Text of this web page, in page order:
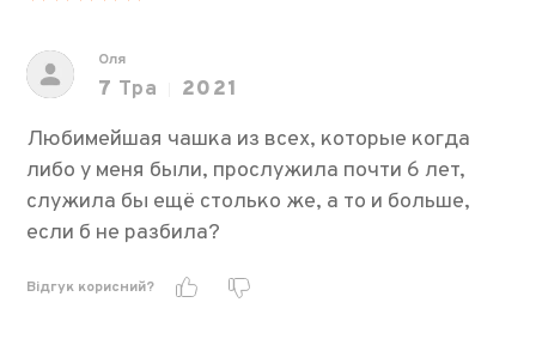
Оля
7 Тра
2021
Любимейшая чашка из всех, которые когда
либо у меня были, прослужила почти 6 лет,
служила бы ещё столько же, а то и больше,
если б не разбила?
Відгук корисний?